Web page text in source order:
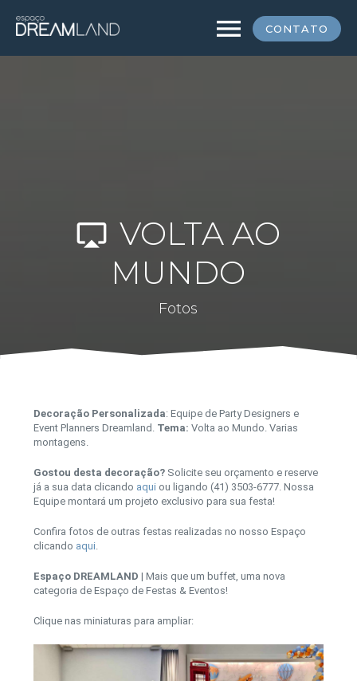
CONTATO
menu
airplay VOLTA AO
MUNDO
Fotos
Decoração Personalizada: Equipe de Party Designers e
Event Planners Dreamland. Tema: Volta ao Mundo. Varias
montagens.
Gostou desta decoração?Solicite seu orçamento e reserve
já a sua data clicando aqui ou ligando (41) 3503-6777. Nossa
Equipe montará um projeto exclusivo para sua festa!
Confira fotos de outras festas realizadas no nosso Espaço
clicando aqui
Espaço DREAMLAND | Mais que um buffet, uma nova
categoria de Espaço de Festas & Eventos!
Clique nas miniaturas para ampliar: